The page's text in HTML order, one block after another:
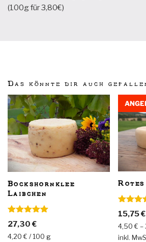
(100g für 3,80€)
Das könnte dir auch
Bockshornklee
Laibchen
Bewertet
mit5.00
von 5
27,30 €
4,20€ /100 g
Bewertet
mit5.00
von 5
15,75€
4,50€ –
inkl.